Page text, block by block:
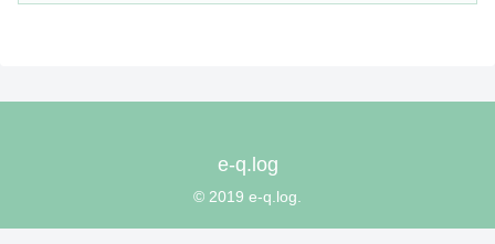
e-q.log
© 2019 e-q.log.